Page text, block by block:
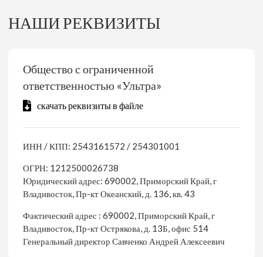
НАШИ РЕКВИЗИТЫ
Общество с ограниченной
ответственностью «Ультра»
скачать реквизиты в файле
ИНН / КПП: 2543161572 / 254301001
ОГРН: 1212500026738
Юридический адрес: 690002, Приморский Край, г
Владивосток, Пр-кт Океанский, д. 136, кв. 43
Фактический адрес : 690002, Приморский Край, г
Владивосток, Пр-кт Острякова, д. 13Б, офис 514
Генеральный директор Савченко Андрей Алексеевич